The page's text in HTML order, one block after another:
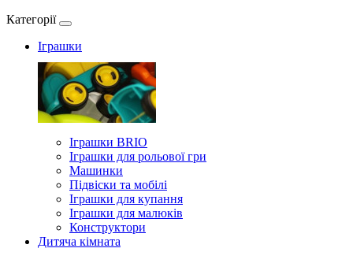
Категорії
Іграшки
Іграшки BRIO
Іграшки для рольової гри
Машинки
Підвіски та мобілі
Іграшки для купання
Іграшки для малюків
Конструктори
Дитяча кімната